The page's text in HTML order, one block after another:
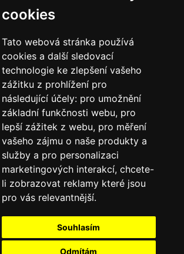
cookies
Tato webová stránka používá
cookies a další sledovací
technologie ke zlepšení vašeho
zážitku z prohlížení pro
následující účely: pro umožnění
základní funkčnosti webu, pro
lepší zážitek z webu, pro měření
vašeho zájmu o naše produkty a
služby a pro personalizaci
marketingových interakcí, chcete-
li zobrazovat reklamy které jsou
pro vás relevantnější.
Souhlasím
Odmítám
regál SYSTEM RR vhodný pro
cm
cm
cm
200 kg
barvou RAL 7035
Napsat recenzi
do našeho katalogu dne Monday 06 January, 2014.